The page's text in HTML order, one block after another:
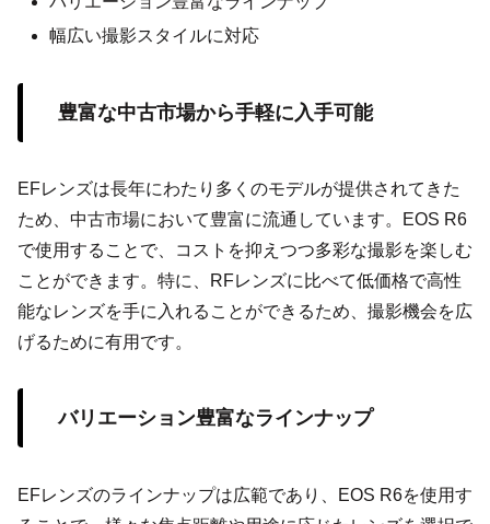
幅広い撮影スタイルに対応
豊富な中古市場から手軽に入手可能
EFレンズは長年にわたり多くのモデルが提供されてきた
ため、中古市場において豊富に流通しています。EOS R6
で使用することで、コストを抑えつつ多彩な撮影を楽しむ
ことができます。特に、RFレンズに比べて低価格で高性
能なレンズを手に入れることができるため、撮影機会を広
げるために有用です。
バリエーション豊富なラインナップ
EFレンズのラインナップは広範であり、EOS R6を使用す